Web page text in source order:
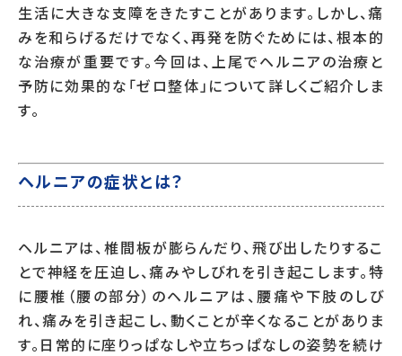
生活に大きな支障をきたすことがあります。しかし、痛
みを和らげるだけでなく、再発を防ぐためには、根本的
な治療が重要です。今回は、上尾でヘルニアの治療と
予防に効果的な「ゼロ整体」について詳しくご紹介しま
す。
ヘルニアの症状とは？
ヘルニアは、椎間板が膨らんだり、飛び出したりするこ
とで神経を圧迫し、痛みやしびれを引き起こします。特
に腰椎（腰の部分）のヘルニアは、腰痛や下肢のしび
れ、痛みを引き起こし、動くことが辛くなることがありま
す。日常的に座りっぱなしや立ちっぱなしの姿勢を続け